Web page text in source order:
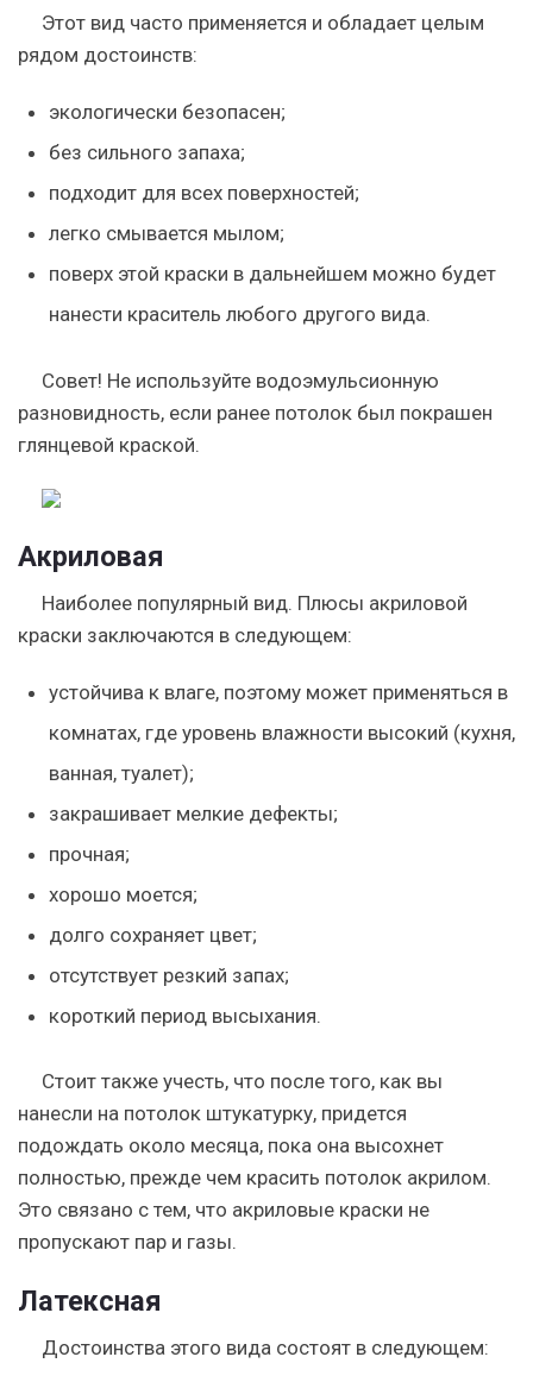
Этот вид часто применяется и обладает целым
рядом достоинств:
экологически безопасен;
без сильного запаха;
подходит для всех поверхностей;
легко смывается мылом;
поверх этой краски в дальнейшем можно будет
нанести краситель любого другого вида.
Совет! Не используйте водоэмульсионную
разновидность, если ранее потолок был покрашен
глянцевой краской.
Акриловая
Наиболее популярный вид. Плюсы акриловой
краски заключаются в следующем:
устойчива к влаге, поэтому может применяться в
комнатах, где уровень влажности высокий (кухня,
ванная, туалет);
закрашивает мелкие дефекты;
прочная;
хорошо моется;
долго сохраняет цвет;
отсутствует резкий запах;
короткий период высыхания.
Стоит также учесть, что после того, как вы
нанесли на потолок штукатурку, придется
подождать около месяца, пока она высохнет
полностью, прежде чем красить потолок акрилом.
Это связано с тем, что акриловые краски не
пропускают пар и газы.
Латексная
Достоинства этого вида состоят в следующем: